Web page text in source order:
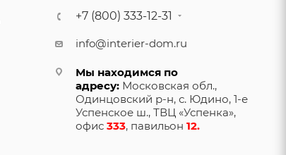
+7 (800) 333-12-31
info@interier-dom.ru
Мы находимся по
адресу:Московская обл.,
Одинцовский р-н, с. Юдино, 1-е
Успенское ш., ТВЦ «Успенка»,
офис 333, павильон 12.